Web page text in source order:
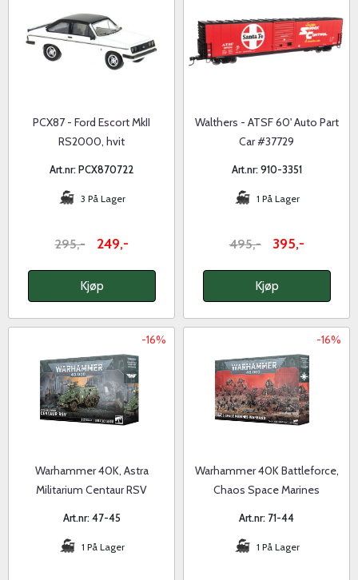
PCX87 - Ford Escort MkII
RS2000, hvit
Art.nr: PCX870722
3 På Lager
295,- 249,-
Kjøp
Walthers - ATSF 60' Auto Part
Car #37729
Art.nr: 910-3351
1 På Lager
495,- 395,-
Kjøp
-16%
Warhammer 40K, Astra
Militarium Centaur RSV
Art.nr: 47-45
1 På Lager
-16%
Warhammer 40K Battleforce,
Chaos Space Marines
Art.nr: 71-44
1 På Lager